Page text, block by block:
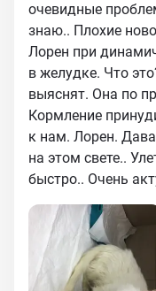
очевидные
знаю.. Плохие
Лорен при
в желудке. Что
выяснят. Она по
Кормление
к нам. Лорен.
на этом свете..
быстро.. Очень